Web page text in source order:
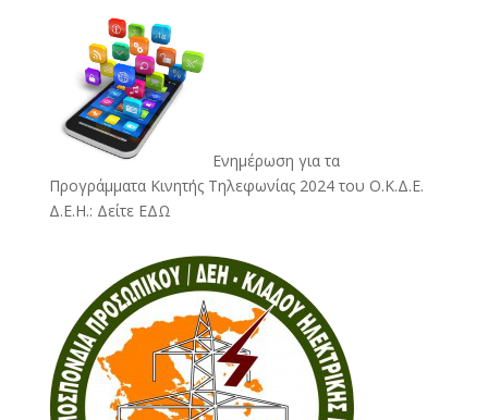
Ενημέρωση για τα
Προγράμματα Κινητής Τηλεφωνίας 2024 του Ο.Κ.Δ.Ε.
Δ.Ε.Η.: Δείτε ΕΔΩ